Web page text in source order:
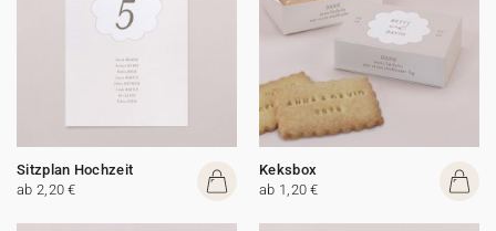
Sitzplan Hochzeit
ab 2,20 €
Keksbox
ab 1,20 €